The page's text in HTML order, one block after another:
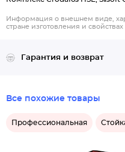
Информация о внешнем виде,
стране изготовления и
Гарантия и возврат
Все похожие товары
Профессиональная